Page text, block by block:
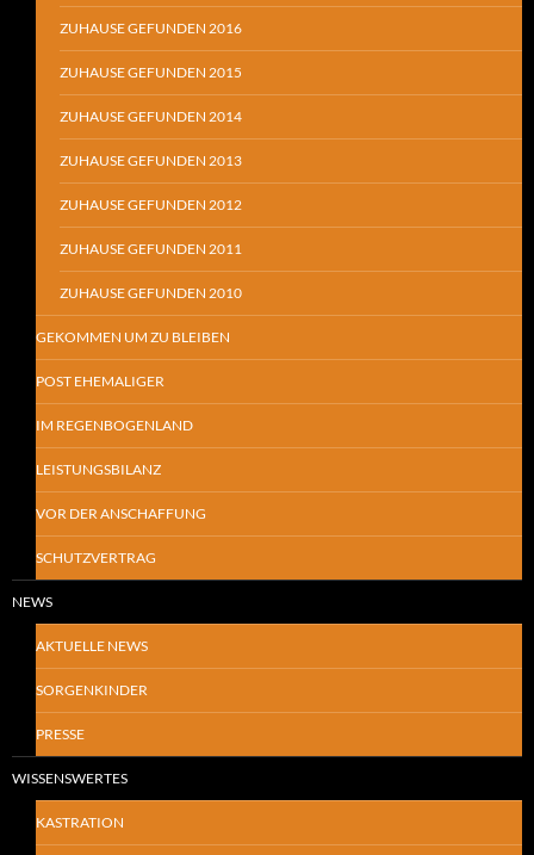
ZUHAUSE GEFUNDEN 2016
ZUHAUSE GEFUNDEN 2015
ZUHAUSE GEFUNDEN 2014
ZUHAUSE GEFUNDEN 2013
ZUHAUSE GEFUNDEN 2012
ZUHAUSE GEFUNDEN 2011
ZUHAUSE GEFUNDEN 2010
GEKOMMEN UM ZU BLEIBEN
POST EHEMALIGER
IM REGENBOGENLAND
LEISTUNGSBILANZ
VOR DER ANSCHAFFUNG
SCHUTZVERTRAG
NEWS
AKTUELLE NEWS
SORGENKINDER
PRESSE
WISSENSWERTES
KASTRATION